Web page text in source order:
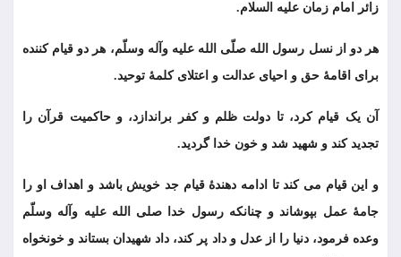
زائر امام زمان علیه السلام.
هر دو از نسل رسول الله صلّى الله عليه وآله وسلّم، هر دو قیام کننده
برای اقامۀ حق و احیای عدالت و اعتلای کلمۀ توحید.
آن یک قیام کرد، تا دولت ظلم و کفر براندازد، و حاکمیت قرآن را
تجدید کند و شهید شد و خون خدا گردید.
و این قیام می کند تا ادامه دهندۀ قیام جد خویش باشد و اهداف او را
جامۀ عمل بپوشاند و چنانکه رسول خدا صلى الله عليه وآله وسلّم
وعده فرمود، دنیا را از عدل و داد پر کند، داد شهیدان بستاند و خونخواه